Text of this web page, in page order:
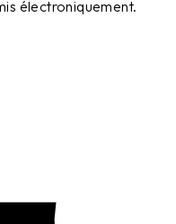
électroniquement.